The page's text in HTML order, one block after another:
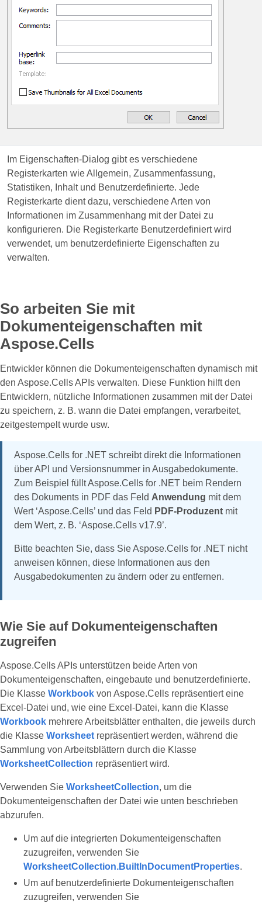
Im Eigenschaften-Dialog gibt es verschiedene
Registerkarten wie Allgemein, Zusammenfassung,
Statistiken, Inhalt und Benutzerdefinierte. Jede
Registerkarte dient dazu, verschiedene Arten von
Informationen im Zusammenhang mit der Datei zu
konfigurieren. Die Registerkarte Benutzerdefiniert wird
verwendet, um benutzerdefinierte Eigenschaften zu
verwalten.
So arbeiten Sie mit
Dokumenteigenschaften mit
Aspose.Cells
Entwickler können die Dokumenteigenschaften dynamisch mit
den Aspose.Cells APIs verwalten. Diese Funktion hilft den
Entwicklern, nützliche Informationen zusammen mit der Datei
zu speichern, z. B. wann die Datei empfangen, verarbeitet,
zeitgestempelt wurde usw.
Aspose.Cells for .NET schreibt direkt die Informationen
über API und Versionsnummer in Ausgabedokumente.
Zum Beispiel füllt Aspose.Cells for .NET beim Rendern
des Dokuments in PDF das Feld Anwendung mit dem
Wert ‘Aspose.Cells’ und das Feld PDF-Produzent mit
dem Wert, z. B. ‘Aspose.Cells v17.9’.
Bitte beachten Sie, dass Sie Aspose.Cells for .NET nicht
anweisen können, diese Informationen aus den
Ausgabedokumenten zu ändern oder zu entfernen.
Wie Sie auf Dokumenteigenschaften
zugreifen
Aspose.Cells APIs unterstützen beide Arten von
Dokumenteigenschaften, eingebaute und benutzerdefinierte.
Die Klasse Workbook von Aspose.Cells repräsentiert eine
Excel-Datei und, wie eine Excel-Datei, kann die Klasse
Workbook mehrere Arbeitsblätter enthalten, die jeweils durch
die Klasse Worksheet repräsentiert werden, während die
Sammlung von Arbeitsblättern durch die Klasse
WorksheetCollection repräsentiert wird.
Verwenden Sie WorksheetCollection, um die
Dokumenteigenschaften der Datei wie unten beschrieben
abzurufen.
Um auf die integrierten Dokumenteigenschaften
zuzugreifen, verwenden Sie
WorksheetCollection.BuiltInDocumentProperties.
Um auf benutzerdefinierte Dokumenteigenschaften
zuzugreifen, verwenden Sie